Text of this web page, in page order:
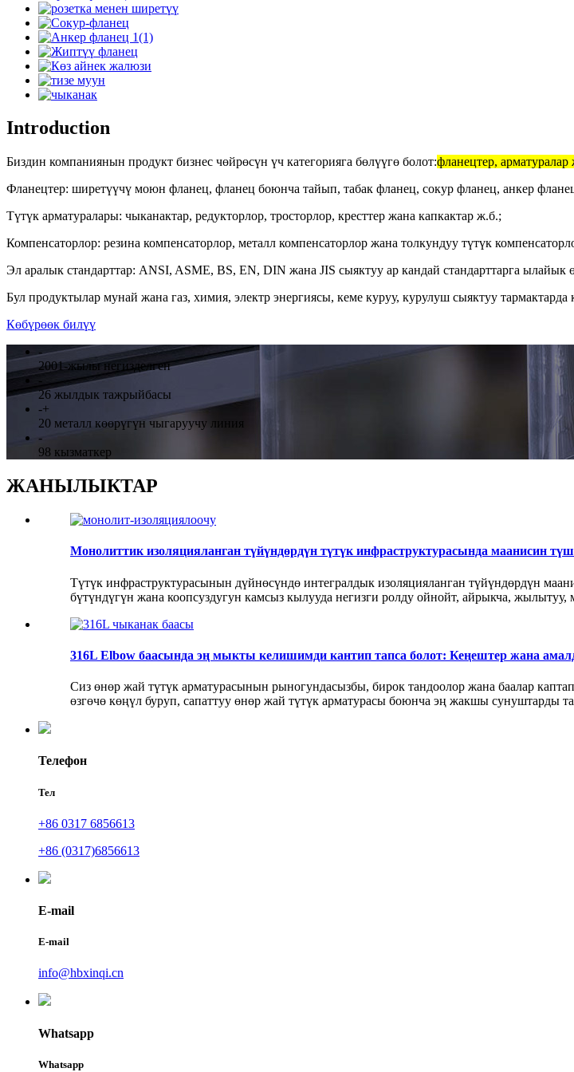
Introduction
Биздин компаниянын продукт бизнес чөйрөсүн үч категорияга бөлүүгө болот:фланецтер,
Фланецтер: ширетүүчү моюн фланец, фланец боюнча тайып, табак фланец, сокур фланец, анкер
Түтүк арматуралары: чыканактар, редукторлор, тросторлор, кресттер жана капкактар ​​ж.б.;
Компенсаторлор: резина компенсаторлор, металл компенсаторлор жана толкундуу түтүк
Эл аралык стандарттар: ANSI, ASME, BS, EN, DIN жана JIS сыяктуу ар кандай стандарттарга
Бул продуктылар мунай жана газ, химия, электр энергиясы, кеме куруу, курулуш сыяктуу тармактарда
Көбүрөөк билүү
-
2001-жылы негизделген
-
26 жылдык тажрыйбасы
-+
20 металл көөрүгүн чыгаруучу линия
-
98 кызматкер
ЖАНЫЛЫКТАР
Монолиттик изоляцияланган түйүндөрдүн түтүк инфраструктурасында маанисин
Түтүк инфраструктурасынын дүйнөсүндө интегралдык изоляцияланган түйүндөрдүн
бүтүндүгүн жана коопсуздугун камсыз кылууда негизги ролду ойнойт, айрыкча, жылытуу,
316L Elbow баасында эң мыкты келишимди кантип тапса болот: Кеңештер жана
Сиз өнөр жай түтүк арматурасынын рыногундасызбы, бирок тандоолор жана баалар
өзгөчө көңүл буруп, сапаттуу өнөр жай түтүк арматурасы боюнча эң жакшы сунуштарды
Телефон
Тел
+86 0317 6856613
+86 (0317)6856613
E-mail
E-mail
info@hbxinqi.cn
Whatsapp
Whatsapp